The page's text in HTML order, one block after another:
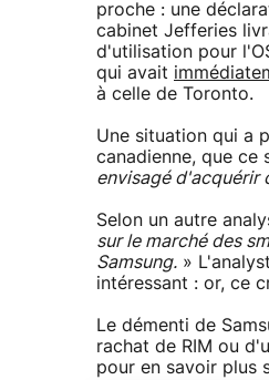
proche : une
cabinet Jefferies
d'utilisation pour
qui avait
à celle de Toronto.
Une situation qui a
canadienne, que ce
envisagé d'acquérir
Selon un autre
sur le marché des
Samsung. »
intéressant : or, ce
Le démenti de
rachat de RIM ou
pour en savoir plus